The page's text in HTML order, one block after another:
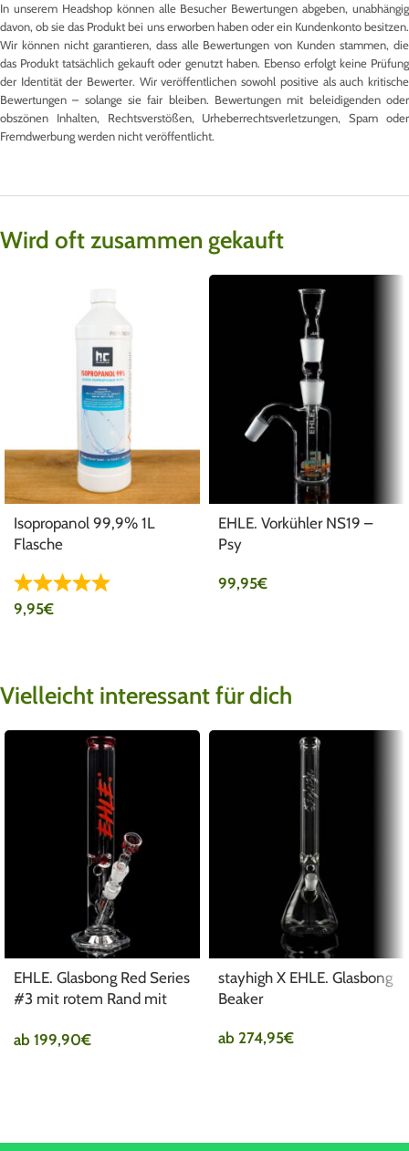
In unserem Headshop können alle Besucher Bewertungen abgeben, unabhängig
davon, ob sie das Produkt bei uns erworben haben oder ein Kundenkonto besitzen.
Wir können nicht garantieren, dass alle Bewertungen von Kunden stammen, die
das Produkt tatsächlich gekauft oder genutzt haben. Ebenso erfolgt keine Prüfung
der Identität der Bewerter. Wir veröffentlichen sowohl positive als auch kritische
Bewertungen – solange sie fair bleiben. Bewertungen mit beleidigenden oder
obszönen Inhalten, Rechtsverstößen, Urheberrechtsverletzungen, Spam oder
Fremdwerbung werden nicht veröffentlicht.
Wird oft zusammen gekauft
Isopropanol 99,9% 1L
Flasche
9,95€
EHLE. Vorkühler NS19 –
Psy
99,95€
Vielleicht interessant für dich
EHLE. Glasbong Red Series
#3 mit rotem Rand mit
ab 199,90€
stayhigh X EHLE. Glasbong
Beaker
ab 274,95€